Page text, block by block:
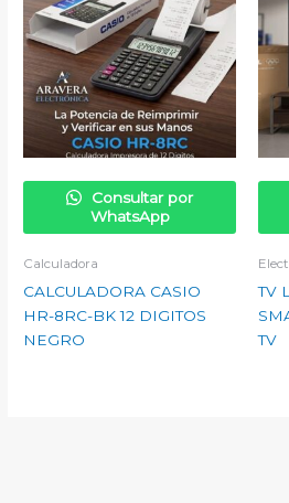
Consultar por
WhatsApp
Calculadora
CALCULADORA CASIO
HR-8RC-BK 12 DIGITOS
NEGRO
TV
TV